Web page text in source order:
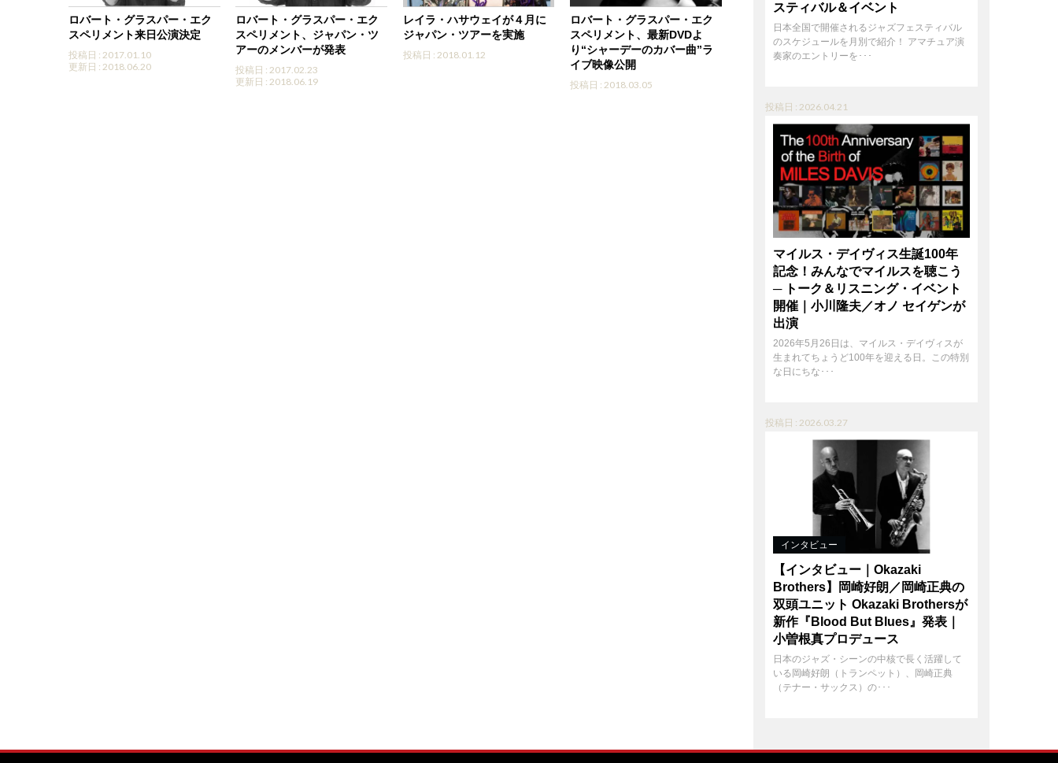
ロバート・グラスパー・エク
スペリメント来日公演決定
投稿日 : 2017.01.10
更新日 : 2018.06.20
ロバート・グラスパー・エク
スペリメント、ジャパン・ツ
アーのメンバーが発表
投稿日 : 2017.02.23
更新日 : 2018.06.19
レイラ・ハサウェイが４月に
ジャパン・ツアーを実施
投稿日 : 2018.01.12
ロバート・グラスパー・エク
スペリメント、最新DVDよ
り“シャーデーのカバー曲”ラ
イブ映像公開
投稿日 : 2018.03.05
スティバル＆イベント
日本全国で開催されるジャズフェスティバル
のスケジュールを月別で紹介！ アマチュア演
奏家のエントリーを･･･
投稿日 : 2026.04.21
マイルス・デイヴィス生誕100年
記念！みんなでマイルスを聴こう
─ トーク＆リスニング・イベント
開催｜小川隆夫／オノ セイゲンが
出演
2026年5月26日は、マイルス・デイヴィスが
生まれてちょうど100年を迎える日。この特別
な日にちな･･･
投稿日 : 2026.03.27
インタビュー
【インタビュー｜Okazaki
Brothers】岡崎好朗／岡崎正典の
双頭ユニット Okazaki Brothersが
新作『Blood But Blues』発表｜
小曽根真プロデュース
日本のジャズ・シーンの中核で長く活躍して
いる岡崎好朗（トランペット）、岡崎正典
（テナー・サックス）の･･･